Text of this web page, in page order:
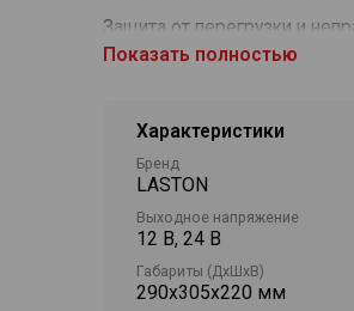
Защита от перегрузки и
Устройство оснащено
Показать полностью
Характеристики
Бренд
LASTON
Выходное напряжение
12 В, 24 В
Габариты (ДхШхВ)
290х305х220 мм